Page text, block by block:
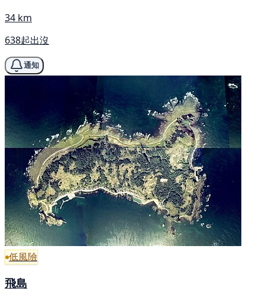
34 km
638起出沒
通知
低風險
飛島